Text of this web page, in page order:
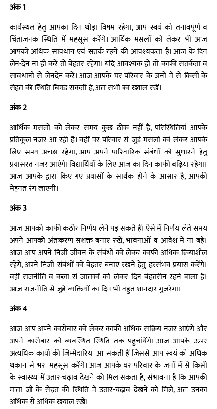
अंक 1
कार्यस्थल हेतु आपका दिन थोड़ा विषम रहेगा, आप स्वयं को तनावपूर्ण व
चिंताजनक स्थिति में महसूस करेंगे। आर्थिक मसलों को लेकर भी आज
आपको अधिक सावधान एवं सतर्क रहने की आवश्यकता है। आज के दिन
लेन-देन ना ही करें तो बेहतर रहेगा। यदि आवश्यक हो तो काफी सतर्कता व
सावधानी से लेनदेन करें। आज आपके घर परिवार के जनों में से किसी के
सेहत की स्थिति बिगड़ सकती है, अतः सभी का ख्याल रखें।
अंक 2
आर्थिक मसलों को लेकर समय कुछ ठीक नहीं है, परिस्थितियां आपके
प्रतिकूल नजर आ रही है। वहीं घर परिवार से जुड़े मसलों को लेकर आपके
लिए समय अच्छा रहेगा, आप अपने पारिवारिक संबंधों को सुधारने हेतु
प्रयासरत नज़र आएंगे। विद्यार्थियों के लिए आज का दिन काफी बढ़िया रहेगा।
आज आपके द्वारा किए गए प्रयासों के सार्थक होने के आसार है, आपकी
मेहनत रंग लाएगी।
अंक 3
आज आपको काफी कठोर निर्णय लेने पड़ सकते हैं। ऐसे में निर्णय लेते समय
अपने आपको अंतःकरण सशक्त बनाए रखें, भावनाओं व आवेश में ना बहे।
आज आप अपने निजी जीवन के संबंधों को लेकर काफी अधिक क्रियाशील
रहेंगे, अपने निजी संबंधों को बेहतर बनाए रखने हेतु हरसंभव प्रयास करेंगे।
वहीं राजनीति व कला से जातकों को लेकर दिन बेहतरीन रहने वाला है।
आज राजनीति से जुड़े व्यक्तियों का दिन भी बहुत शानदार गुजरेगा।
अंक 4
आज आप अपने कारोबार को लेकर काफी अधिक सक्रिय नजर आएंगे और
अपने कारोबार को व्यवस्थित स्थिति तक पहुचांयेंगे। आज आपके ऊपर
अत्यधिक कार्यों की जिम्मेदारियां आ सकती हैं जिससे आप स्वयं को अधिक
थकान से भरा महसूस करेंगे। आज आपके घर परिवार के जनों में से किसी
के स्वास्थ्य में उतार-चढ़ाव देखने को मिल सकता है, संभावना है कि आपकी
माता जी के सेहत की स्थिति में उतार-चढ़ाव देखने को मिले, अतः उनका
अधिक से अधिक खयाल रखें।